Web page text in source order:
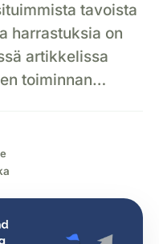
tavoista
harrastuksia on
artikkelissa
toiminnan…